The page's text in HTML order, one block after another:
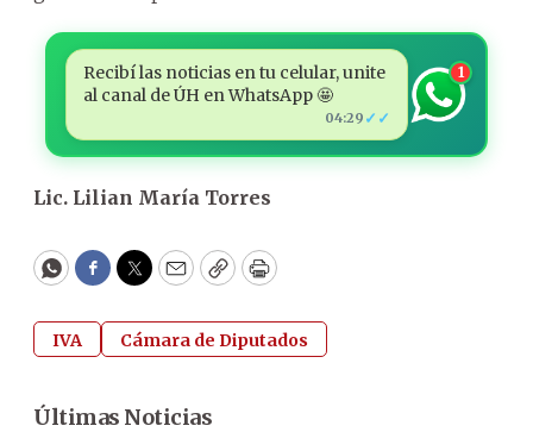
Recibí las noticias en tu celular, unite
al canal de ÚH en WhatsApp 🤩
04:29 ✓✓
1
Lic. Lilian María Torres
WhatsApp
Facebook
Twitter
EmailCopyPrint
IVA Cámara de Diputados
Últimas Noticias